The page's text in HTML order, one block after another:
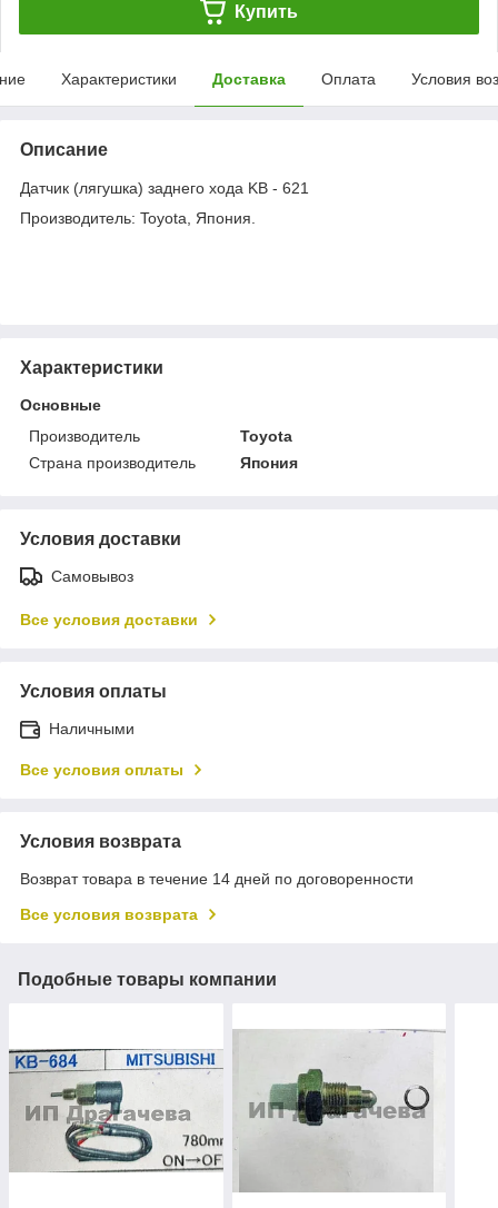
Купить
Характеристики Доставка Оплата Условия
Описание
Датчик (лягушка) заднего хода KB - 621
Производитель: Toyota, Япония.
Характеристики
Основные
Производитель
Toyota
Страна производитель
Япония
Условия доставки
Самовывоз
Все условия доставки
Условия оплаты
Наличными
Все условия оплаты
Условия возврата
Возврат товара в течение 14 дней по договоренности
Все условия возврата
Подобные товары компании